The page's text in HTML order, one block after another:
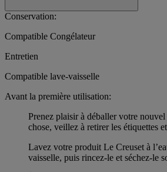
Conservation:
Compatible Congélateur
Entretien
Compatible lave-vaisselle
Avant la première utilisation:
Prenez plaisir à déballer votre
chose, veillez à retirer les étiquettes
Lavez votre produit Le Creuset à
vaisselle, puis rincez-le et séchez-le